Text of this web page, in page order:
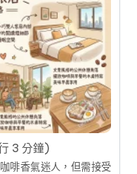
3 分鐘)
啡香氣迷人，但需接受